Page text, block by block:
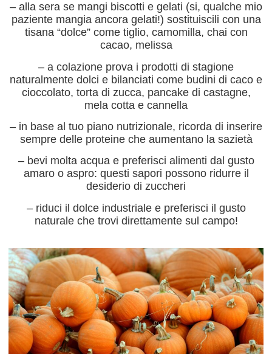
– alla sera se mangi biscotti e gelati (si, qualche mio
paziente mangia ancora gelati!) sostituiscili con una
tisana “dolce” come tiglio, camomilla, chai con
cacao, melissa
– a colazione prova i prodotti di stagione
naturalmente dolci e bilanciati come budini di caco e
cioccolato, torta di zucca, pancake di castagne,
mela cotta e cannella
– in base al tuo piano nutrizionale, ricorda di inserire
sempre delle proteine che aumentano la sazietà
– bevi molta acqua e preferisci alimenti dal gusto
amaro o aspro: questi sapori possono ridurre il
desiderio di zuccheri
– riduci il dolce industriale e preferisci il gusto
naturale che trovi direttamente sul campo!